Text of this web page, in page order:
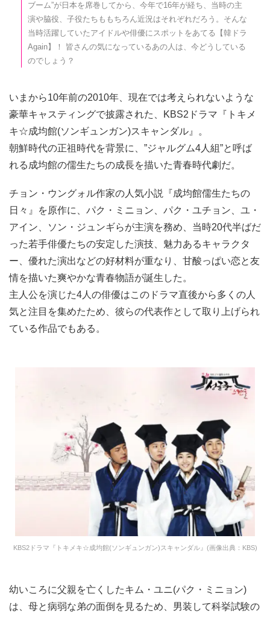
ブーム”が日本を席巻してから、今年で16年が経ち、当時の主
演や脇役、子役たちももちろん近況はそれぞれだろう。そんな
当時活躍していたアイドルや俳優にスポットをあてる【韓ドラ
Again】！ 皆さんの気になっているあの人は、今どうしている
のでしょう？
いまから10年前の2010年、現在では考えられないような
豪華キャスティングで披露された、KBS2ドラマ『トキメ
キ☆成均館(ソンギュンガン)スキャンダル』。
朝鮮時代の正祖時代を背景に、”ジャルグム4人組”と呼ば
れる成均館の儒生たちの成長を描いた青春時代劇だ。
チョン・ウングォル作家の人気小説『成均館儒生たちの
日々』を原作に、パク・ミニョン、パク・ユチョン、ユ・
アイン、ソン・ジュンギらが主演を務め、当時20代半ばだ
った若手俳優たちの安定した演技、魅力あるキャラクタ
ー、優れた演出などの好材料が重なり、甘酸っぱい恋と友
情を描いた爽やかな青春物語が誕生した。
主人公を演じた4人の俳優はこのドラマ直後から多くの人
気と注目を集めたため、彼らの代表作として取り上げられ
ている作品でもある。
KBS2ドラマ『トキメキ☆成均館(ソンギュンガン)スキャンダル』(画像出典：KBS)
幼いころに父親を亡くしたキム・ユニ(パク・ミニョン)
は、母と病弱な弟の面倒を見るため、男装して科挙試験の